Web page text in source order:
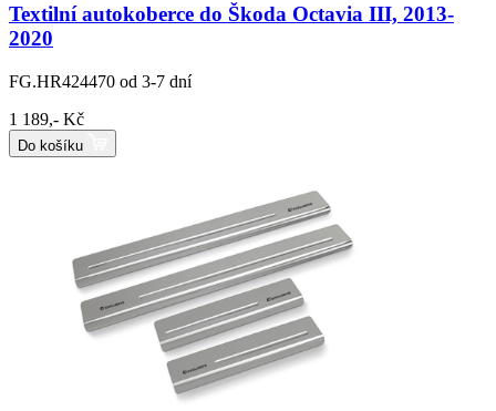
Textilní autokoberce do Škoda Octavia III, 2013-
2020
FG.HR424470 od 3-7 dní
1 189,- Kč
Do košíku